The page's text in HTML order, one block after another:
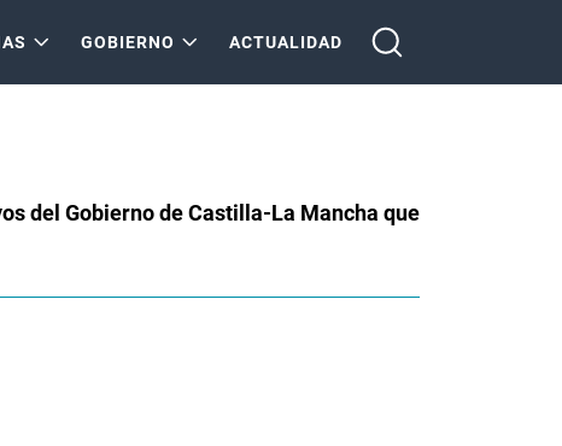
GOBIERNO ACTUALIDAD
del Gobierno de Castilla-La Mancha que